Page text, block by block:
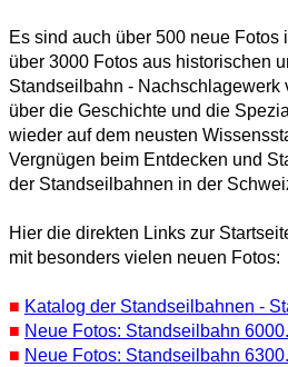
Es sind auch über 500 neue Fotos
über 3000 Fotos aus historischen
Standseilbahn - Nachschlagewerk
über die Geschichte und die
wieder auf dem neusten
Vergnügen beim Entdecken und
der Standseilbahnen in der
Hier die direkten Links zur
mit besonders vielen neuen Fotos:
■ Katalog der Standseilbahnen -
■ Neue Fotos: Standseilbahn
■ Neue Fotos: Standseilbahn